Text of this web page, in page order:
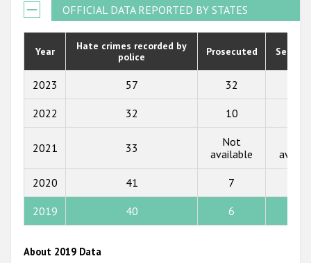
2021
2020
OFFICIAL DATA REPORTED BY STATES
Year
Hate crimes recorded by
police
Prosecuted
2023 57 32
2022 32 10
2021 33
Not
available
2020 41 7
2019 40 6
About 2019 Data